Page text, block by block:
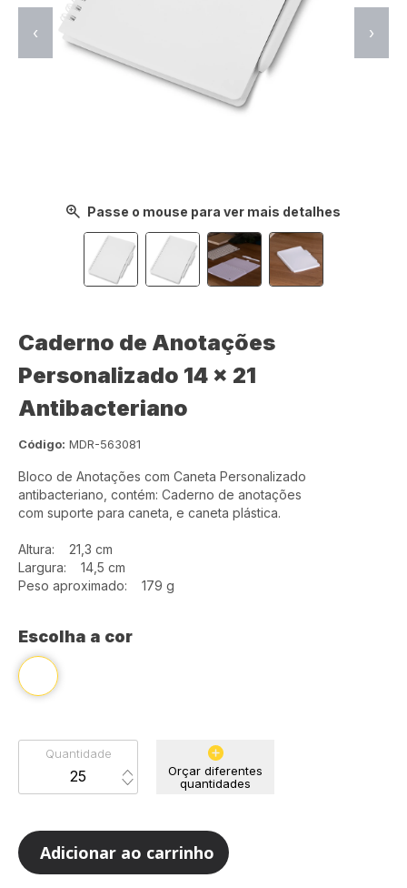
Passe o mouse para ver mais detalhes
‹ ›
Caderno de Anotações
Personalizado 14 x 21
Antibacteriano
Código: MDR-563081
Bloco de Anotações com Caneta Personalizado
antibacteriano, contém: Caderno de anotações
com suporte para caneta, e caneta plástica.
Altura: 21,3 cm
Largura: 14,5 cm
Peso aproximado: 179 g
Escolha a cor
Quantidade
Orçar diferentes
quantidades
Adicionar ao carrinho